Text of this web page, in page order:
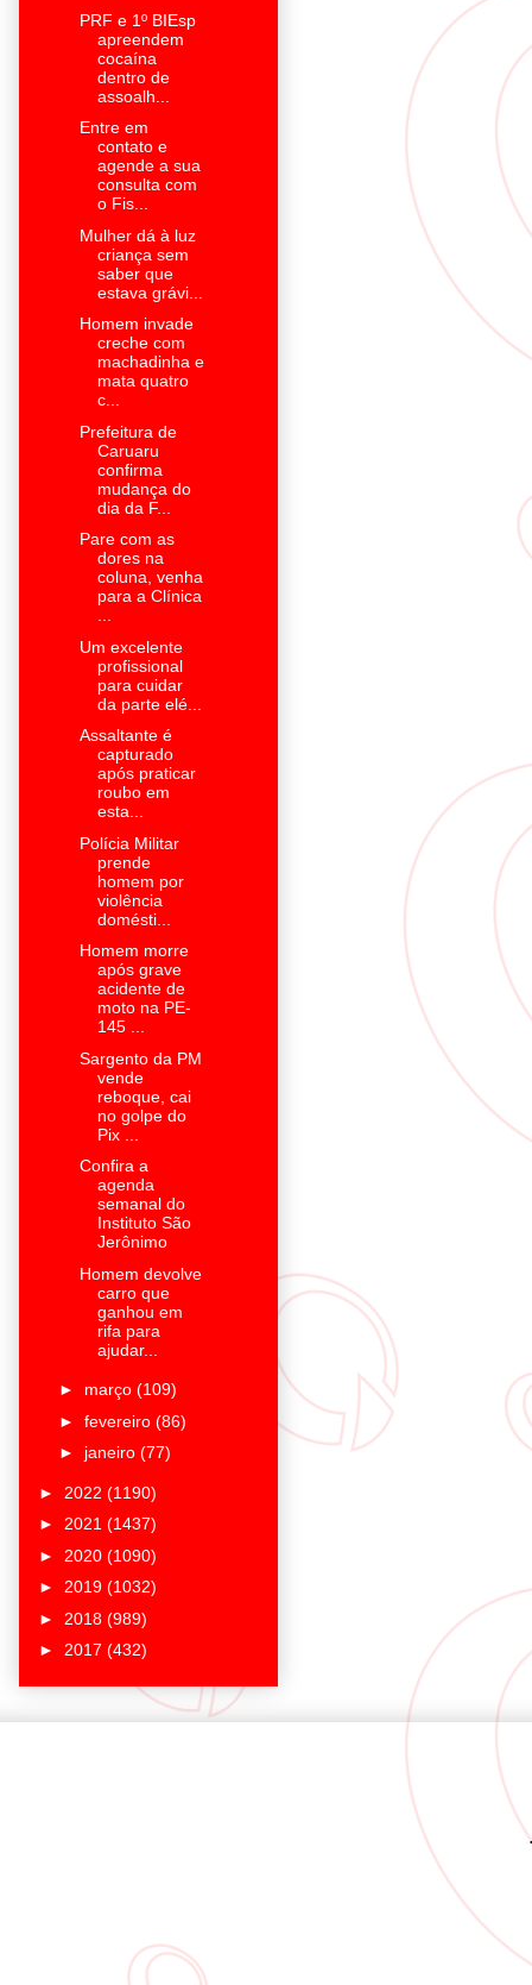
PRF e 1º BIEsp
apreendem
cocaína
dentro de
assoalh...
Entre em
contato e
agende a sua
consulta com
o Fis...
Mulher dá à luz
criança sem
saber que
estava grávi...
Homem invade
creche com
machadinha e
mata quatro
c...
Prefeitura de
Caruaru
confirma
mudança do
dia da F...
Pare com as
dores na
coluna, venha
para a Clínica
...
Um excelente
profissional
para cuidar
da parte elé...
Assaltante é
capturado
após praticar
roubo em
esta...
Polícia Militar
prende
homem por
violência
domésti...
Homem morre
após grave
acidente de
moto na PE-
145 ...
Sargento da PM
vende
reboque, cai
no golpe do
Pix ...
Confira a
agenda
semanal do
Instituto São
Jerônimo
Homem devolve
carro que
ganhou em
rifa para
ajudar...
► março (109)
► fevereiro (86)
► janeiro (77)
► 2022 (1190)
► 2021 (1437)
► 2020 (1090)
► 2019 (1032)
► 2018 (989)
► 2017 (432)